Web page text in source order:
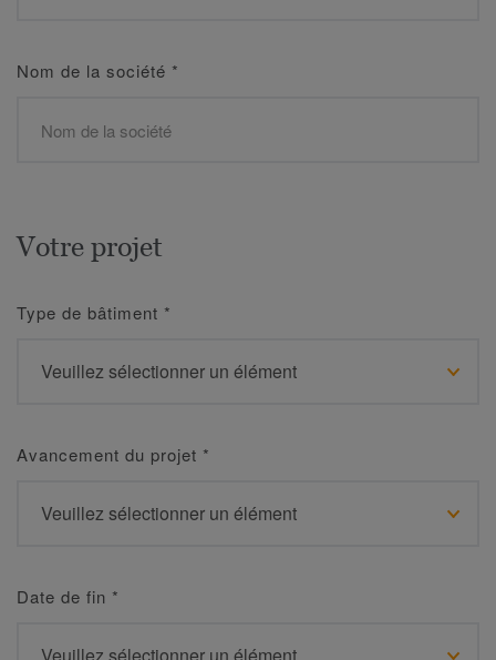
Nom de la société *
Votre projet
Type de bâtiment *
Avancement du projet *
Date de fin *